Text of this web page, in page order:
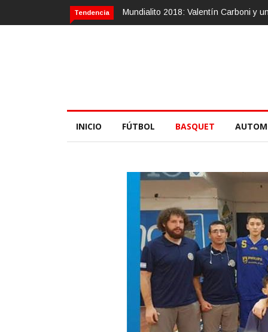
Tendencia
Carboni y una zurda mágicaCalvario Race 2018, 10 de
INICIO FÚTBOL BASQUET